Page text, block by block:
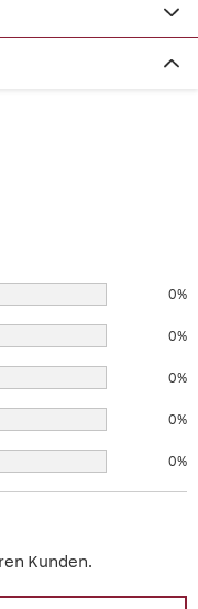
0%
0%
0%
0%
0%
Kunden.